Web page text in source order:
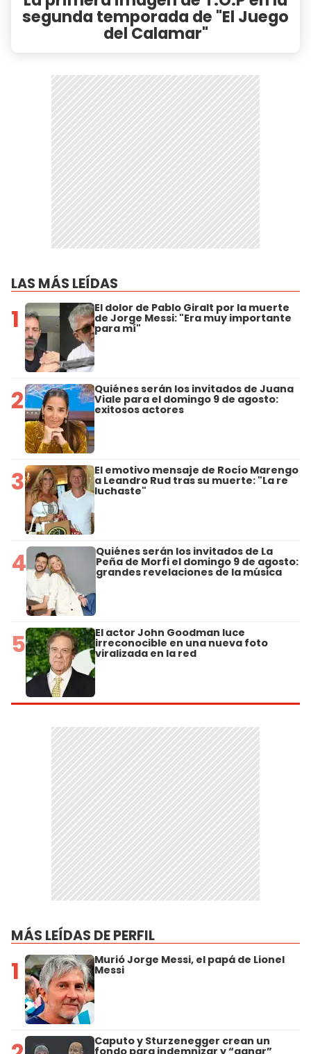
segunda temporada de "El Juego
del Calamar"
LAS MÁS LEÍDAS
1 El dolor de Pablo Giralt por la muerte
de Jorge Messi: "Era muy importante
para mí"
2 Quiénes serán los invitados de Juana
Viale para el domingo 9 de agosto:
exitosos actores
3 El emotivo mensaje de Rocío Marengo
a Leandro Rud tras su muerte: "La re
luchaste"
4 Quiénes serán los invitados de La
Peña de Morfi el domingo 9 de agosto:
grandes revelaciones de la música
5 El actor John Goodman luce
irreconocible en una nueva foto
viralizada en la red
MÁS LEÍDAS DE PERFIL
1 Murió Jorge Messi, el papá de Lionel
Messi
Caputo y Sturzenegger crean un
fondo para indemnizar y “ganar”